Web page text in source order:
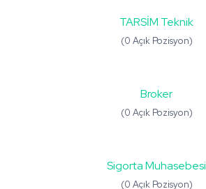
TARSİM Teknik
(0 Açık Pozisyon)
Broker
(0 Açık Pozisyon)
Sigorta Muhasebesi
(0 Açık Pozisyon)